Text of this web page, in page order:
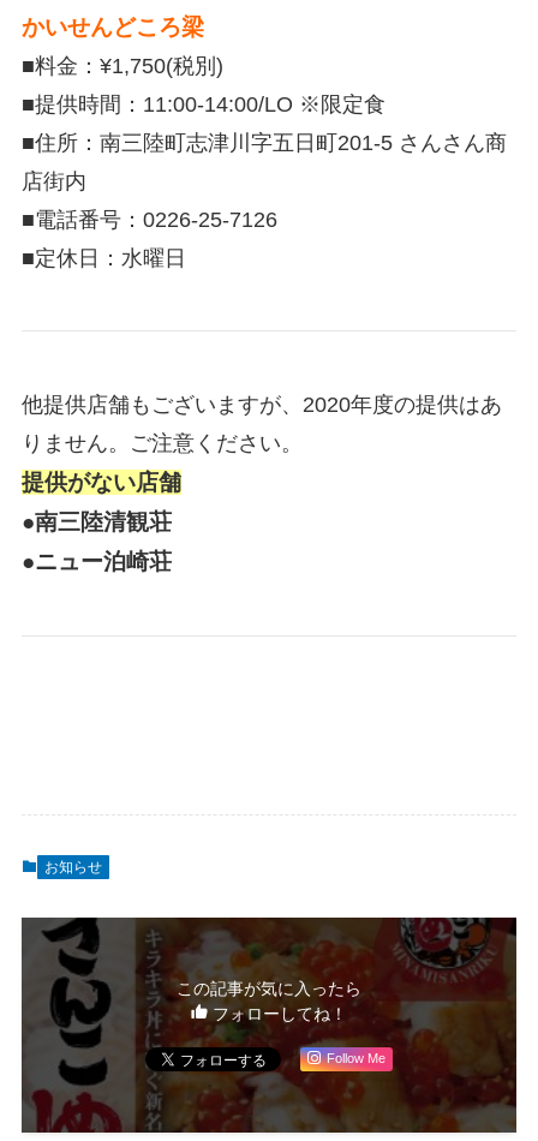
かいせんどころ梁
■料金：¥1,750(税別)
■提供時間：11:00-14:00/LO ※限定食
■住所：南三陸町志津川字五日町201-5 さんさん商
店街内
■電話番号：0226-25-7126
■定休日：水曜日
他提供店舗もございますが、2020年度の提供はあ
りません。ご注意ください。
提供がない店舗
●南三陸清観荘
●ニュー泊崎荘
お知らせ
この記事が気に入ったら
フォローしてね！
Follow Me